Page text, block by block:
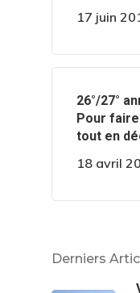
17 juin
️️26°/27°
Pour
tout en
18 avril
Derniers